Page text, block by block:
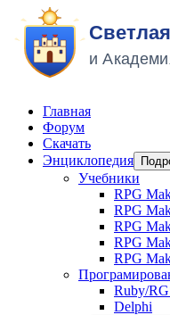
Главная
Форум
Скачать
Энциклопедия
Учебники
RPG
RPG
RPG
RPG
RPG
Ruby/
Delphi